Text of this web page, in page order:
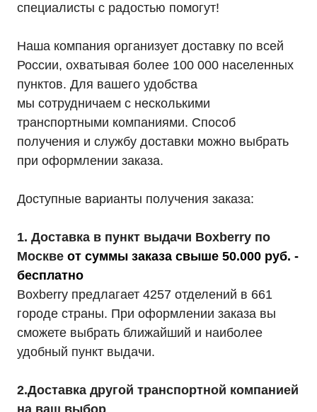
специалисты с радостью помогут!
Наша компания организует доставку по всей
России, охватывая более 100 000 населенных
пунктов. Для вашего удобства
мы сотрудничаем с несколькими
транспортными компаниями. Способ
получения и службу доставки можно выбрать
при оформлении заказа.
Доступные варианты получения заказа:
1. Доставка в пункт выдачи Boxberry по
Москве от суммы заказа свыше 50.000 руб. -
бесплатно
Boxberry предлагает 4257 отделений в 661
городе страны. При оформлении заказа вы
сможете выбрать ближайший и наиболее
удобный пункт выдачи.
2.Доставка другой транспортной компанией